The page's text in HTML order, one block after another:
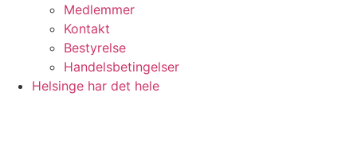
Medlemmer
Kontakt
Bestyrelse
Handelsbetingelser
Helsinge har det hele